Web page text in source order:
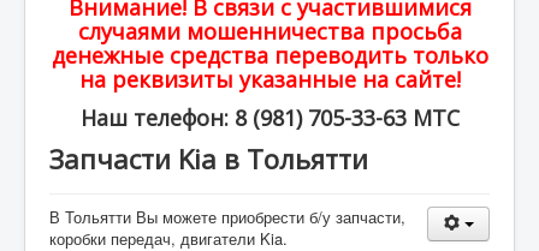
Внимание! В связи с участившимися
случаями мошенничества просьба
денежные средства переводить только
на реквизиты указанные на сайте!
Наш телефон: 8 (981) 705-33-63 МТС
Запчасти Kia в Тольятти
В Тольятти Вы можете приобрести б/у запчасти,
коробки передач, двигатели Kia.